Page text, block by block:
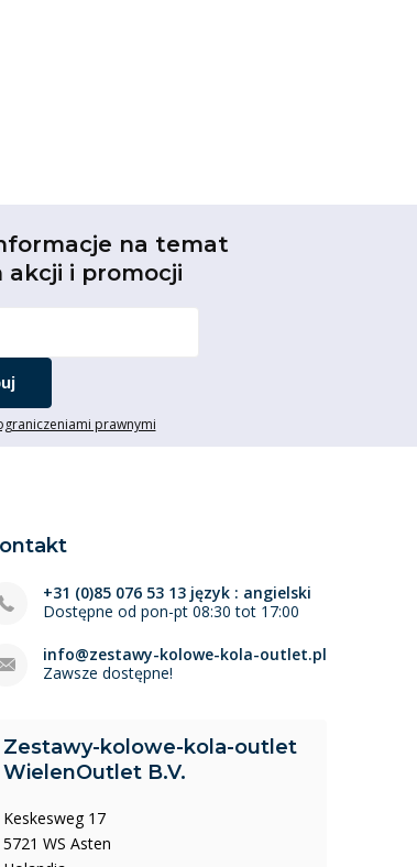
na temat
i promocji
prawnymi
+31 (0)85 076 53 13 język : angielski
Dostępne od pon-pt 08:30 tot 17:00
info@zestawy-kolowe-kola-outlet.pl
Zawsze dostępne!
Zestawy-kolowe-kola-outlet
WielenOutlet B.V.
Keskesweg 17
5721 WS Asten